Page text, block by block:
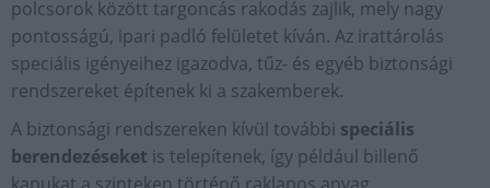
polcsorok között targoncás rakodás zajlik, mely nagy
pontosságú, ipari padló felületet kíván. Az irattárolás
speciális igényeihez igazodva, tűz- és egyéb biztonsági
rendszereket építenek ki a szakemberek.
A biztonsági rendszereken kívül további speciális
berendezéseket is telepítenek, így például billenő